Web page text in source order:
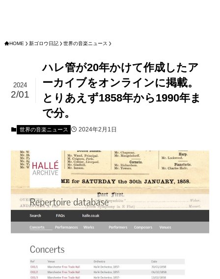
HOME 新ゴロウ日記 世界の音楽ニュース
ハレ管が20年かけて作成したア
ーカイブをオンラインに掲載。
とりあえず1858年から1990年ま
で分。
2024
2/01
世界の音楽ニュース 2024年2月1日